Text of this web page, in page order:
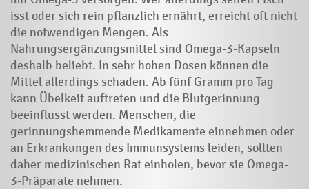
isst oder sich rein pflanzlich ernährt, erreicht oft nicht
die notwendigen Mengen. Als
Nahrungsergänzungsmittel sind Omega-3-Kapseln
deshalb beliebt. In sehr hohen Dosen können die
Mittel allerdings schaden. Ab fünf Gramm pro Tag
kann Übelkeit auftreten und die Blutgerinnung
beeinflusst werden. Menschen, die
gerinnungshemmende Medikamente einnehmen oder
an Erkrankungen des Immunsystems leiden, sollten
daher medizinischen Rat einholen, bevor sie Omega-
3-Präparate nehmen.